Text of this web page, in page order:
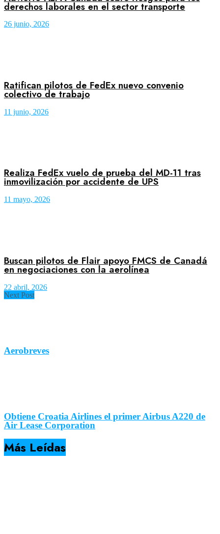
derechos laborales en el sector transporte
26 junio, 2026
Ratifican pilotos de FedEx nuevo convenio
colectivo de trabajo
11 junio, 2026
Realiza FedEx vuelo de prueba del MD-11 tras
inmovilización por accidente de UPS
11 mayo, 2026
Buscan pilotos de Flair apoyo FMCS de Canadá
en negociaciones con la aerolínea
22 abril, 2026
Next Post
Aerobreves
Obtiene Croatia Airlines el primer Airbus A220 de
Air Lease Corporation
Más Leídas